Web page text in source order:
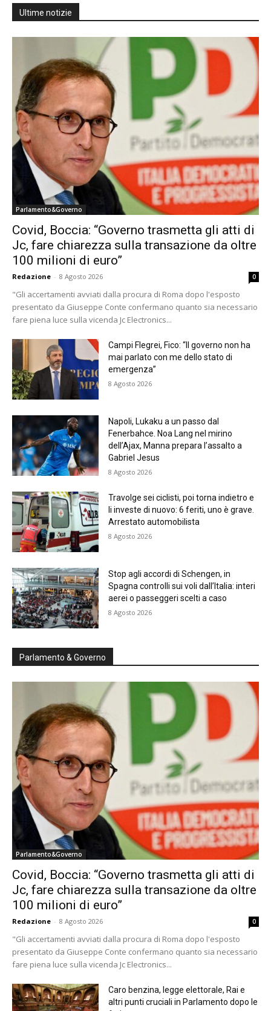
Ultime notizie
Parlamento&Governo
Covid, Boccia: “Governo trasmetta gli atti di
Jc, fare chiarezza sulla transazione da oltre
100 milioni di euro”
Redazione - 8 Agosto 2026 0
"Gli accertamenti avviati dalla procura di Roma dopo l'esposto
presentato da Giuseppe Conte confermano quanto sia necessario
fare piena luce sulla vicenda Jc Electronics...
Campi Flegrei, Fico: “Il governo non ha
mai parlato con me dello stato di
emergenza”
8 Agosto 2026
Napoli, Lukaku a un passo dal
Fenerbahce. Noa Lang nel mirino
dell’Ajax, Manna prepara l’assalto a
Gabriel Jesus
8 Agosto 2026
Travolge sei ciclisti, poi torna indietro e
li investe di nuovo: 6 feriti, uno è grave.
Arrestato automobilista
8 Agosto 2026
Stop agli accordi di Schengen, in
Spagna controlli sui voli dall’Italia: interi
aerei o passeggeri scelti a caso
8 Agosto 2026
Parlamento & Governo
Parlamento&Governo
Covid, Boccia: “Governo trasmetta gli atti di
Jc, fare chiarezza sulla transazione da oltre
100 milioni di euro”
Redazione - 8 Agosto 2026 0
"Gli accertamenti avviati dalla procura di Roma dopo l'esposto
presentato da Giuseppe Conte confermano quanto sia necessario
fare piena luce sulla vicenda Jc Electronics...
Caro benzina, legge elettorale, Rai e
altri punti cruciali in Parlamento dopo le